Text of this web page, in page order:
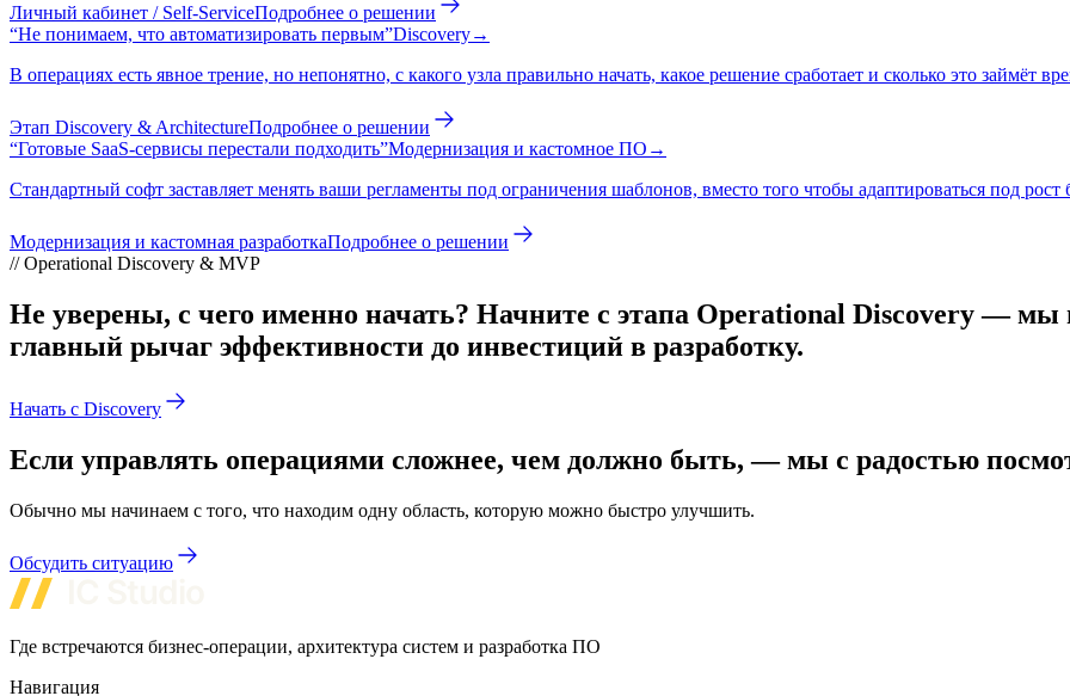
Личный кабинет / Self-ServiceПодробнее о решении
“Не понимаем, что автоматизировать первым”Discovery→
В операциях есть явное трение, но непонятно, с какого узла правильно начать, какое решение сработает и сколько это займёт
Этап Discovery & ArchitectureПодробнее о решении
“Готовые SaaS-сервисы перестали подходить”Модернизация и кастомное ПО →
Стандартный софт заставляет менять ваши регламенты под ограничения шаблонов, вместо того чтобы адаптироваться под рост
Модернизация и кастомная разработкаПодробнее о решении
// Operational Discovery & MVP
Не уверены, с чего именно начать? Начните с этапа Operational Discovery — мы
главный рычаг эффективности до инвестиций в разработку.
Начать с Discovery
Если управлять операциями сложнее, чем должно быть, — мы с радостью
Обычно мы начинаем с того, что находим одну область, которую можно быстро улучшить.
Обсудить ситуацию
Где встречаются бизнес-операции, архитектура систем и разработка ПО
Навигация